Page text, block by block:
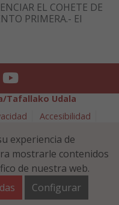
EL COHETE DE
PRIMERA.- El
Youtube
Tafallako Udala
Accesibilidad
de la Información
948 70 18 11
experiencia de
mostrarle contenidos
de nuestra web.
Configurar